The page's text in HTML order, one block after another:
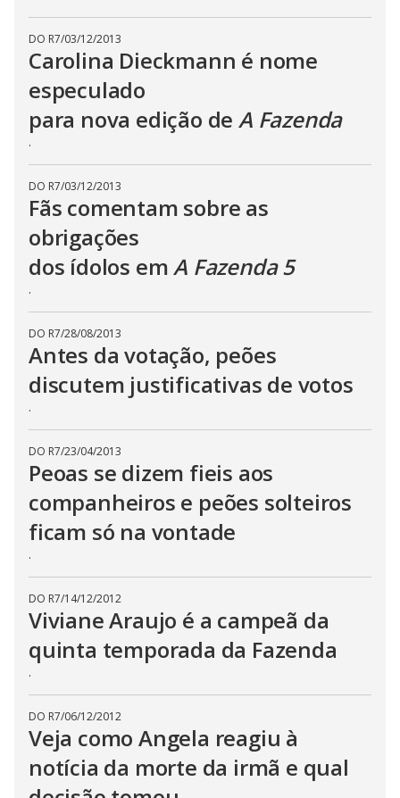
DO R7/03/12/2013
Carolina Dieckmann é nome
especulado
para nova edição de A Fazenda
.
DO R7/03/12/2013
Fãs comentam sobre as
obrigações
dos ídolos emA Fazenda 5
.
DO R7/28/08/2013
Antes da votação, peões
discutem justificativas de votos
.
DO R7/23/04/2013
Peoas se dizem fieis aos
companheiros e peões solteiros
ficam só na vontade
.
DO R7/14/12/2012
Viviane Araujo é a campeã da
quinta temporada da Fazenda
.
DO R7/06/12/2012
Veja como Angela reagiu à
notícia da morte da irmã e qual